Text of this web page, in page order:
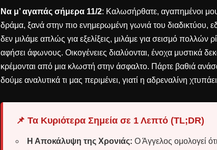
Να μ’ αγαπάς σήμερα 11/2: Καλωσήρθατε, αγαπημένοι
δράμα, ξανά στην πιο ενημερωμένη γωνιά του διαδικτύου,
δεν μιλάμε απλώς για εξελίξεις, μιλάμε για σεισμό πολλών
αφήσει άφωνους. Οικογένειες διαλύονται, ένοχα μυστικά
κρέμονται από μια κλωστή στην άσφαλτο. Πάρτε βαθιά
δούμε αναλυτικά τι μας περιμένει, γιατί η αδρεναλίνη
📌 Τα Κυριότερα Σημεία σε 1 Λεπτό (TL;DR)
Η Αποκάλυψη της Χρονιάς: Ο Άγγελος ομολογεί